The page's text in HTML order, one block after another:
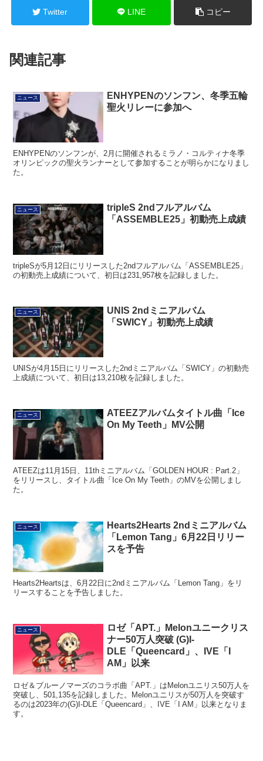
Twitter LINE コピー
関連記事
ニュース
ENHYPENのソンフン、冬季五輪
聖火リレーに参加へ
ENHYPENのソンフンが、2月に開催されるミラノ・コルティナ冬季
オリンピックの聖火ランナーとして参加することが明らかになりまし
た。
ニュース
tripleS 2ndフルアルバム
「ASSEMBLE25」初動売上成績
tripleSが5月12日にリリースした2ndフルアルバム「ASSEMBLE25」
の初動売上成績について、初日は231,957枚を記録しました。
ニュース
UNIS 2ndミニアルバム
「SWICY」初動売上成績
UNISが4月15日にリリースした2ndミニアルバム「SWICY」の初動売
上成績について、初日は13,210枚を記録しました。
ニュース
ATEEZアルバムタイトル曲「Ice
On My Teeth」MV公開
ATEEZは11月15日、11thミニアルバム「GOLDEN HOUR : Part.2」
をリリースし、タイトル曲「Ice On My Teeth」のMVを公開しまし
た。
ニュース
Hearts2Hearts 2ndミニアルバム
「Lemon Tang」6月22日リリー
スを予告
Hearts2Heartsは、6月22日に2ndミニアルバム「Lemon Tang」をリ
リースすることを予告しました。
ニュース
ロゼ「APT.」Melonユニークリス
ナー50万人突破 (G)I-
DLE「Queencard」、IVE「I
AM」以来
ロゼ＆ブルーノマーズのコラボ曲「APT.」はMelonユニリス50万人を
突破し、501,135を記録しました。Melonユニリスが50万人を突破す
るのは2023年の(G)I-DLE「Queencard」、IVE「I AM」以来となりま
す。